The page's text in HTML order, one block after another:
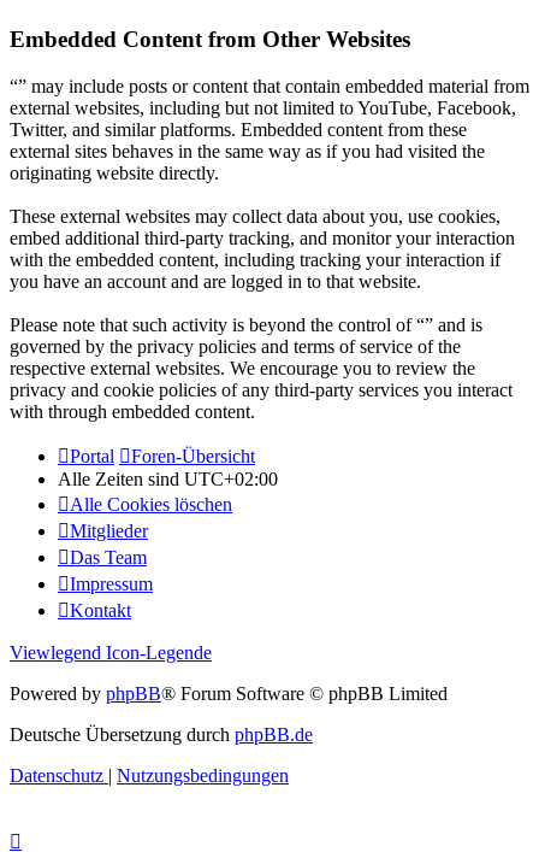
Embedded Content from Other Websites
“” may include posts or content that contain embedded material from
external websites, including but not limited to YouTube, Facebook,
Twitter, and similar platforms. Embedded content from these
external sites behaves in the same way as if you had visited the
originating website directly.
These external websites may collect data about you, use cookies,
embed additional third-party tracking, and monitor your interaction
with the embedded content, including tracking your interaction if
you have an account and are logged in to that website.
Please note that such activity is beyond the control of “” and is
governed by the privacy policies and terms of service of the
respective external websites. We encourage you to review the
privacy and cookie policies of any third-party services you interact
with through embedded content.
Portal
Foren-Übersicht
Alle Zeiten sind UTC+02:00
Alle Cookies löschen
Mitglieder
Das Team
Impressum
Kontakt
Viewlegend Icon-Legende
Powered by phpBB® Forum Software © phpBB Limited
Deutsche Übersetzung durch phpBB.de
Datenschutz | Nutzungsbedingungen